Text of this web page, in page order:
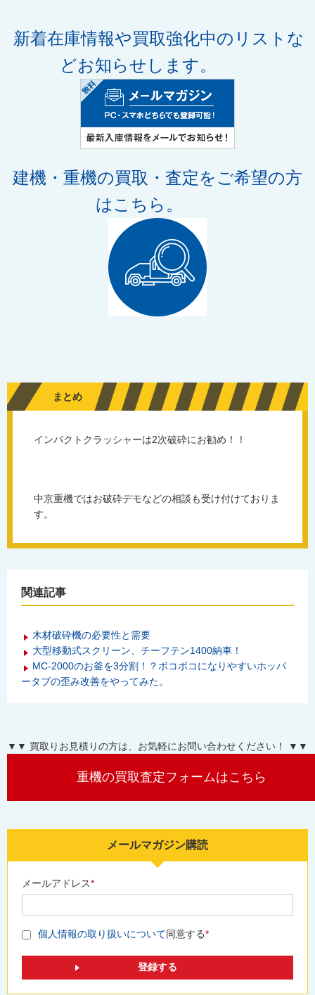
新着在庫情報や買取強化中のリストな
どお知らせします。
建機・重機の買取・査定をご希望の方
はこちら。
まとめ
インパクトクラッシャーは2次破砕にお勧め！！
中京重機ではお破砕デモなどの相談も受け付けておりま
す。
関連記事
木材破砕機の必要性と需要
大型移動式スクリーン、チーフテン1400納車！
MC-2000のお釜を3分割！？ボコボコになりやすいホッパ
ータブの歪み改善をやってみた。
▼▼ 買取りお見積りの方は、お気軽にお問い合わせください！ ▼▼
重機の買取査定フォームはこちら
メールマガジン購読
メールアドレス*
個人情報の取り扱いについて同意する*